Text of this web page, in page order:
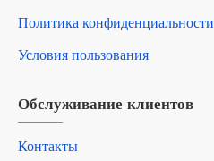
Политика конфиденциальности
Условия пользования
Обслуживание клиентов
Контакты